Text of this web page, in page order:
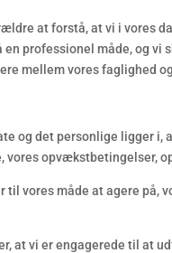
at forstå, at vi i vores
en professionel måde, og
mellem vores faglighed
og det personlige ligger i,
vores opvækstbetingelser,
til vores måde at agere på,
at vi er engagerede til at